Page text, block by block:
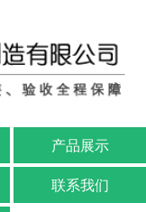
产品展示
联系我们